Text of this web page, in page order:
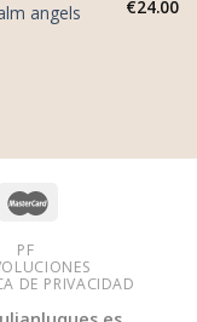
angels €24.00
PF
DE PRIVACIDAD